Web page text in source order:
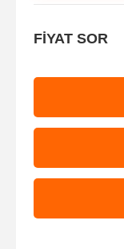
FİYAT SOR